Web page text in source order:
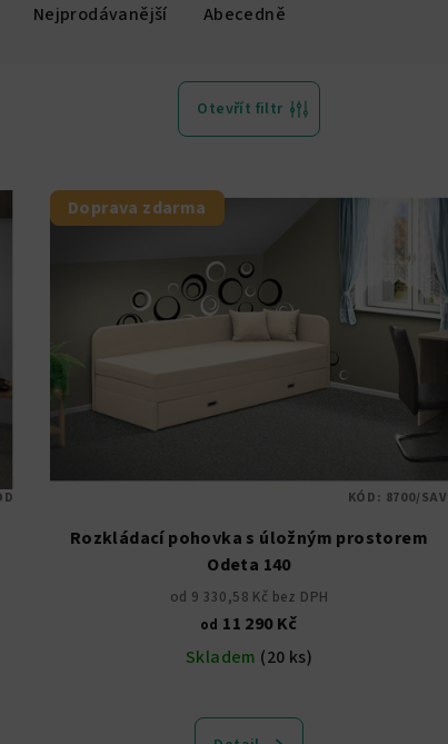
Nejprodávanější Abecedně
Otevřít filtr
Doprava zdarma
Rozkládací pohovka s úložným prostorem
Odeta 140
od 9 330,58 Kč bez DPH
od 11 290 Kč
Skladem (20 ks)
KÓD: 8700/SAV